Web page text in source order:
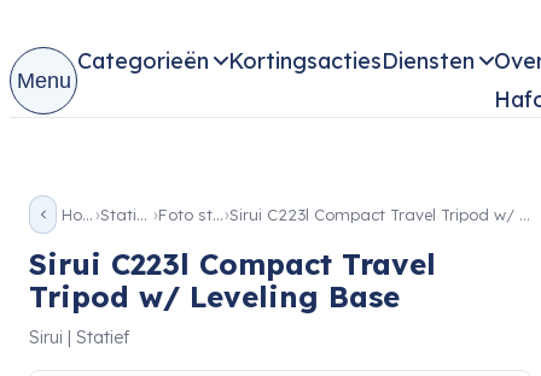
Menu
Categorieën KortingsactiesDiensten
Home Statieven Foto statief Sirui C223l Compact Travel Tripod w/ Leveling Base
Sirui C223l Compact Travel
Tripod w/ Leveling Base
Sirui | Statief